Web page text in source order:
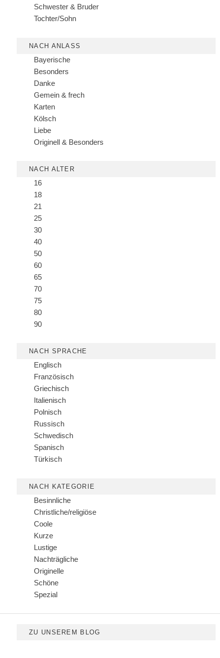
Schwester & Bruder
Tochter/Sohn
NACH ANLASS
Bayerische
Besonders
Danke
Gemein & frech
Karten
Kölsch
Liebe
Originell & Besonders
NACH ALTER
16
18
21
25
30
40
50
60
65
70
75
80
90
NACH SPRACHE
Englisch
Französisch
Griechisch
Italienisch
Polnisch
Russisch
Schwedisch
Spanisch
Türkisch
NACH KATEGORIE
Besinnliche
Christliche/religiöse
Coole
Kurze
Lustige
Nachträgliche
Originelle
Schöne
Spezial
ZU UNSEREM BLOG